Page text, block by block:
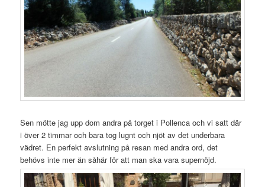
Sen mötte jag upp dom andra på torget i Pollenca och vi satt där
i över 2 timmar och bara tog lugnt och njöt av det underbara
vädret. En perfekt avslutning på resan med andra ord, det
behövs inte mer än såhär för att man ska vara supernöjd.